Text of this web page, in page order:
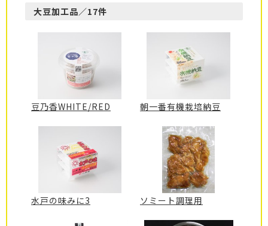
大豆加工品／17件
豆乃香WHITE/RED 朝一番有機栽培納豆
水戸の味みに3 ソミート調理用